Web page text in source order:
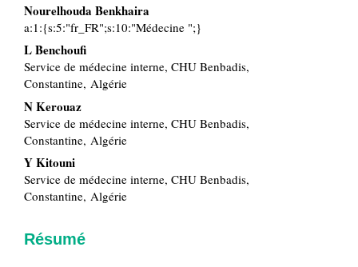
Contenu
principal
de
l'article
Nourelhouda Benkhaira
a:1:{s:5:"fr_FR";s:10:"Médecine ";}
L Benchoufi
Service de médecine interne, CHU Benbadis,
Constantine, Algérie
N Kerouaz
Service de médecine interne, CHU Benbadis,
Constantine, Algérie
Y Kitouni
Service de médecine interne, CHU Benbadis,
Constantine, Algérie
Résumé